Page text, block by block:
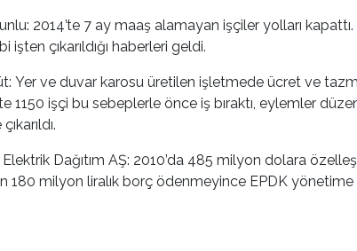
2014’te 7 ay maaş alamayan işçiler yolları
işten çıkarıldığı haberleri geldi.
Yer ve duvar karosu üretilen işletmede ücret ve
1150 işçi bu sebeplerle önce iş bıraktı, eylemler
Dağıtım AŞ: 2010’da 485 milyon dolara
180 milyon liralık borç ödenmeyince EPDK